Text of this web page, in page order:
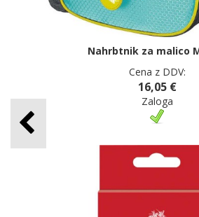
Nahrbtnik za malico
Cena z DDV:
16,05 €
Zaloga